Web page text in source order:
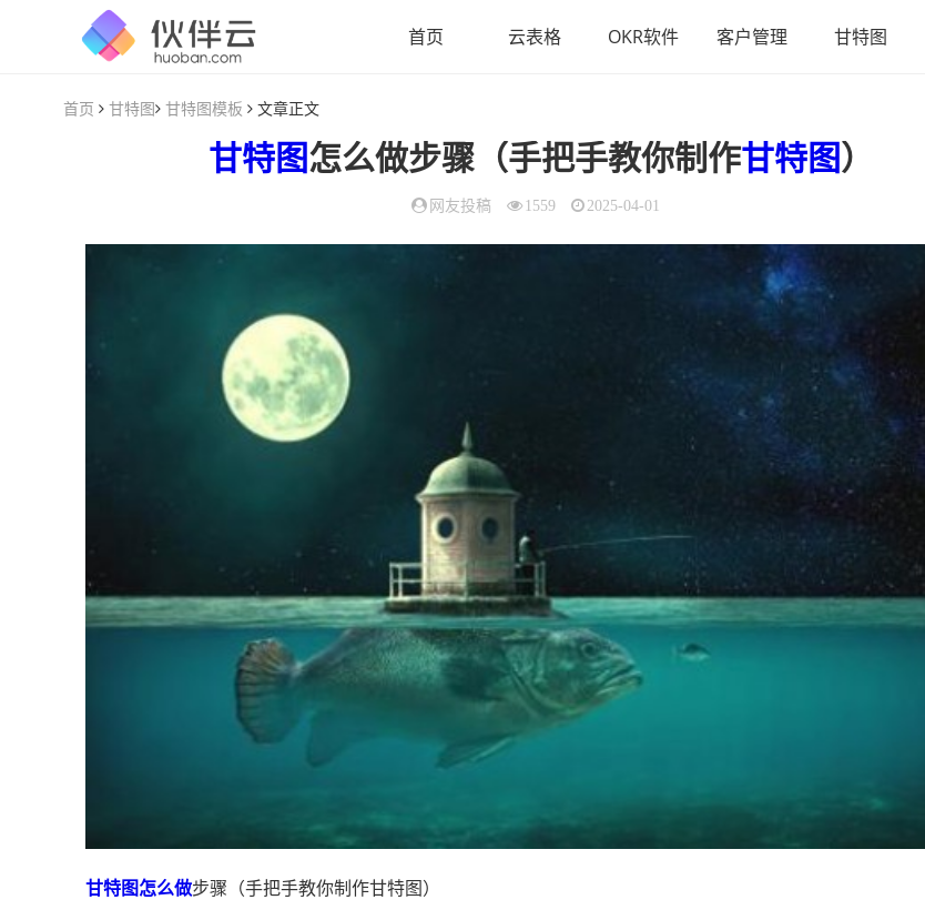
首页 云表格 OKR软件 客户管理 甘特图
首页 甘特图 甘特图模板 文章正文
甘特图怎么做步骤（手把手教你制作甘特图 ）
网友投稿 1559 2025-04-01
甘特图怎么做步骤（手把手教你制作甘特图）